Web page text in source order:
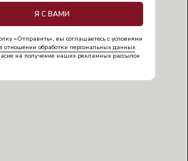
«Отправить», вы соглашаетесь с условиями
отношении обработки персональных данных
на получение наших рекламных рассылок
Я С ВАМИ